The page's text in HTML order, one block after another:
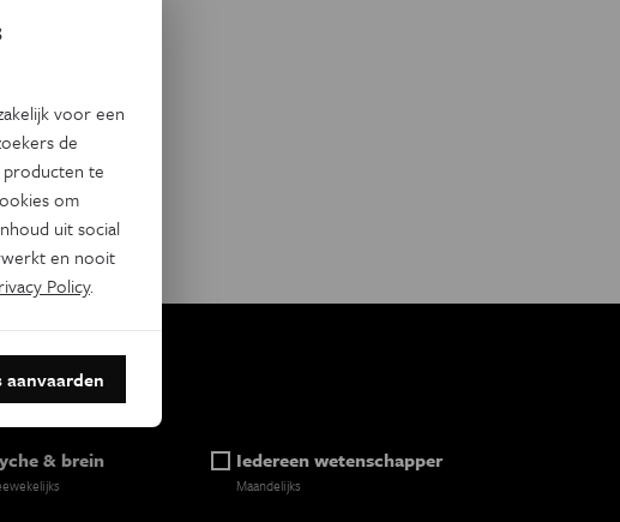
& brein Iedereen wetenschapper
Maandelijks
voor een
de
producten te
om
uit social
en nooit
Policy.
aanvaarden